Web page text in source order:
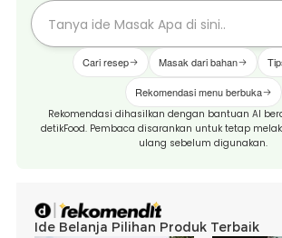
Cari resep Masak dari bahan
Rekomendasi menu berbuka
Rekomendasi dihasilkan dengan bantuan AI
detikFood. Pembaca disarankan untuk tetap
ulang sebelum digunakan.